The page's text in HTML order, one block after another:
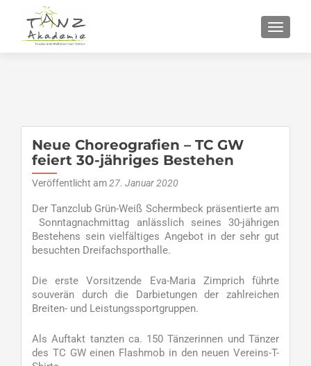
Neue Choreografien – TC GW
feiert 30-jähriges Bestehen
Veröffentlicht am27. Januar 2020
Der Tanzclub Grün-Weiß Schermbeck präsentierte am
Sonntagnachmittag anlässlich seines 30-jährigen
Bestehens sein vielfältiges Angebot in der sehr gut
besuchten Dreifachsporthalle.
Die erste Vorsitzende Eva-Maria Zimprich führte
souverän durch die Darbietungen der zahlreichen
Breiten- und Leistungssportgruppen.
Als Auftakt tanzten ca. 150 Tänzerinnen und Tänzer
des TC GW einen Flashmob in den neuen Vereins-T-